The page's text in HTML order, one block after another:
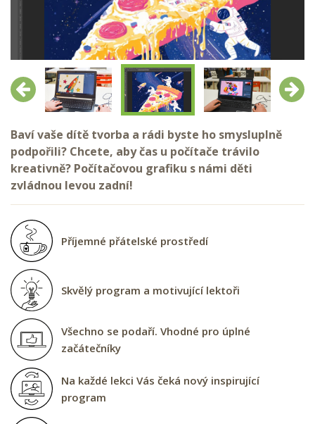
Předchozí Další
Baví vaše dítě tvorba a rádi byste ho smysluplně
podpořili? Chcete, aby čas u počítače trávilo
kreativně? Počítačovou grafiku s námi děti
zvládnou levou zadní!
Příjemné přátelské prostředí
Skvělý program a motivující lektoři
Všechno se podaří. Vhodné pro úplné
začátečníky
Na každé lekci Vás čeká nový inspirující
program